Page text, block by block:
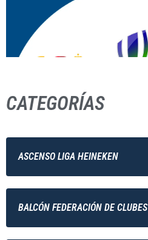
CATEGORÍAS
ASCENSO LIGA HEINEKEN
BALCÓN FEDERACIÓN DE CLUBES